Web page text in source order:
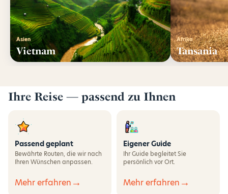
Asien
Vietnam
Afrika
Tansania
Ihre Reise — passend zu Ihnen
Passend geplant
Bewährte Routen, die wir nach
Ihren Wünschen anpassen.
Mehr erfahren →
Eigener Guide
Ihr Guide begleitet Sie
persönlich vor Ort.
Mehr erfahren →